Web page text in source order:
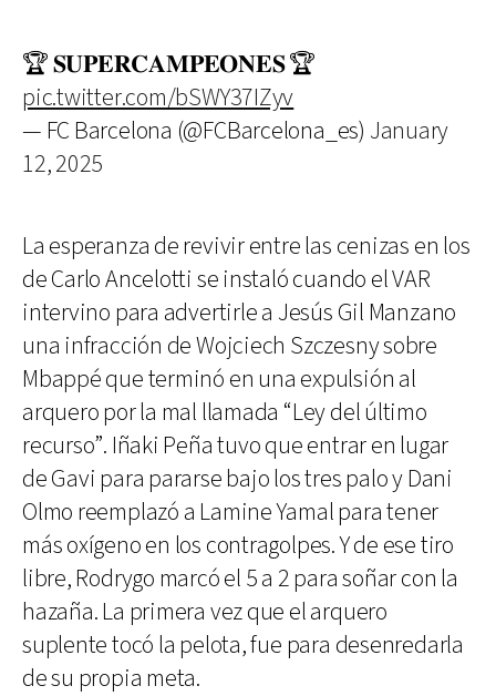
🏆 𝐒𝐔𝐏𝐄𝐑𝐂𝐀𝐌𝐏𝐄𝐎𝐍𝐄𝐒 🏆
pic.twitter.com/bSWY37IZyv
— FC Barcelona (@FCBarcelona_es) January
12, 2025
La esperanza de revivir entre las cenizas en los
de Carlo Ancelotti se instaló cuando el VAR
intervino para advertirle a Jesús Gil Manzano
una infracción de Wojciech Szczesny sobre
Mbappé que terminó en una expulsión al
arquero por la mal llamada “Ley del último
recurso”. Iñaki Peña tuvo que entrar en lugar
de Gavi para pararse bajo los tres palo y Dani
Olmo reemplazó a Lamine Yamal para tener
más oxígeno en los contragolpes. Y de ese tiro
libre, Rodrygo marcó el 5 a 2 para soñar con la
hazaña. La primera vez que el arquero
suplente tocó la pelota, fue para desenredarla
de su propia meta.